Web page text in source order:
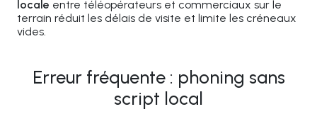
locale entre téléopérateurs et commerciaux sur le
terrain réduit les délais de visite et limite les créneaux
vides.
Erreur fréquente : phoning sans
script local